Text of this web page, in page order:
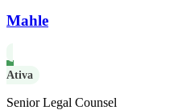
Mahle
Ativa
Senior Legal Counsel